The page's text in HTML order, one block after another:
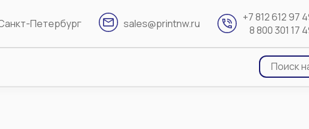
Петербург sales@printnw.ru
+7 812 612 97
8 800 301 17